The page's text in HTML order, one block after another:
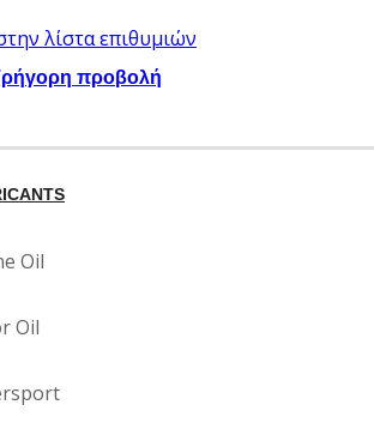
Oil
Oil
λίστα επιθυμιών
προβολή